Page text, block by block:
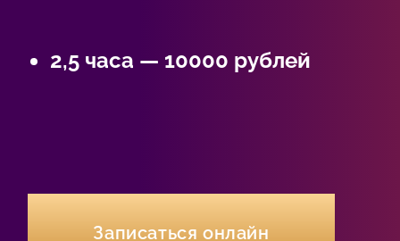
2,5 часа — 10000 рублей
Записаться онлайн